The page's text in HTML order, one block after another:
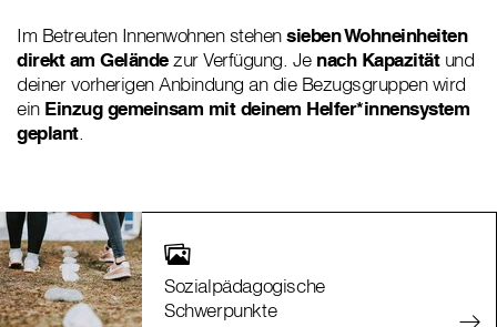
Im Betreuten Innenwohnen stehensieben Wohneinheiten
direkt am Geländezur Verfügung. Je nach Kapazität und
deiner vorherigen Anbindung an die Bezugsgruppen wird
einEinzug gemeinsam mit deinem Helfer*innensystem
geplant.
Sozialpädagogische
Schwerpunkte